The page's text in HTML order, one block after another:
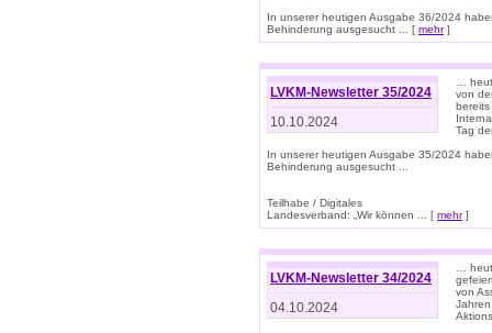
In unserer heutigen Ausgabe 36/2024
Behinderung ausgesucht ... [ mehr]
LVKM-Newsletter 35/2024
10.10.2024
…
von
bereits
Tag
In unserer heutigen Ausgabe 35/2024
Behinderung ausgesucht ...
Teilhabe / Digitales
Landesverband: „Wir können ... [ mehr]
LVKM-Newsletter 34/2024
04.10.2024
…
von